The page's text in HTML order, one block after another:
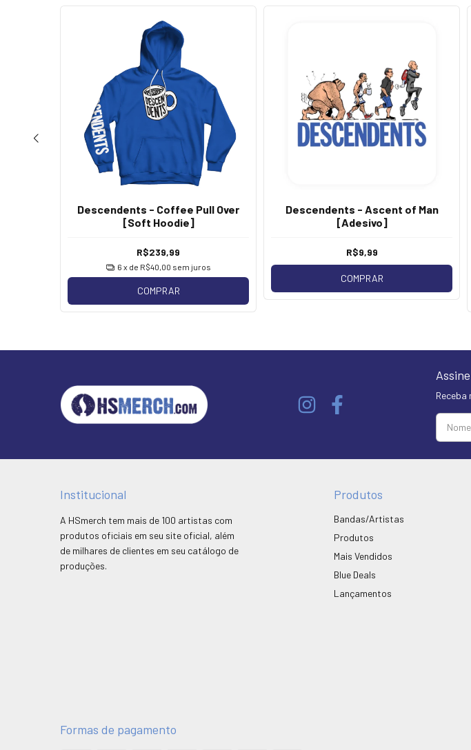
Descendents - Coffee Pull Over
[Soft Hoodie]
R$239,99
6 x de R$40,00 sem juros
COMPRAR
Descendents - Ascent of Man
[Adesivo]
R$9,99
COMPRAR
Receba
Institucional
A HSmerch tem mais de 100 artistas com
produtos oficiais em seu site oficial, além
de milhares de clientes em seu catálogo de
produções.
Produtos
Bandas/Artistas
Produtos
Mais Vendidos
Blue Deals
Lançamentos
Formas de pagamento